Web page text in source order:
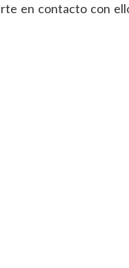
en contacto con